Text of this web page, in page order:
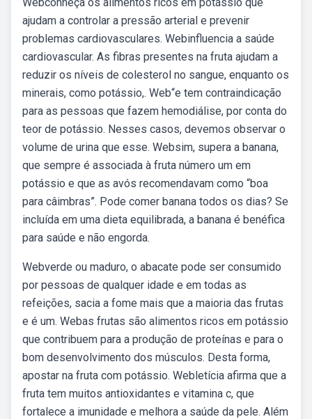
ajudam a controlar a pressão arterial e prevenir
problemas cardiovasculares. Webinfluencia a saúde
cardiovascular. As fibras presentes na fruta ajudam a
reduzir os níveis de colesterol no sangue, enquanto os
minerais, como potássio,. Web“e tem contraindicação
para as pessoas que fazem hemodiálise, por conta do
teor de potássio. Nesses casos, devemos observar o
volume de urina que esse. Websim, supera a banana,
que sempre é associada à fruta número um em
potássio e que as avós recomendavam como “boa
para câimbras”. Pode comer banana todos os dias? Se
incluída em uma dieta equilibrada, a banana é benéfica
para saúde e não engorda.
Webverde ou maduro, o abacate pode ser consumido
por pessoas de qualquer idade e em todas as
refeições, sacia a fome mais que a maioria das frutas
e é um. Webas frutas são alimentos ricos em potássio
que contribuem para a produção de proteínas e para o
bom desenvolvimento dos músculos. Desta forma,
apostar na fruta com potássio. Webletícia afirma que a
fruta tem muitos antioxidantes e vitamina c, que
fortalece a imunidade e melhora a saúde da pele. Além